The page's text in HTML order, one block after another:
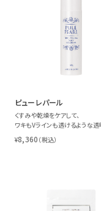
ピューレパール
くすみや乾燥をケアして、
ワキもVラインも透けるような
¥8,360 （税込）